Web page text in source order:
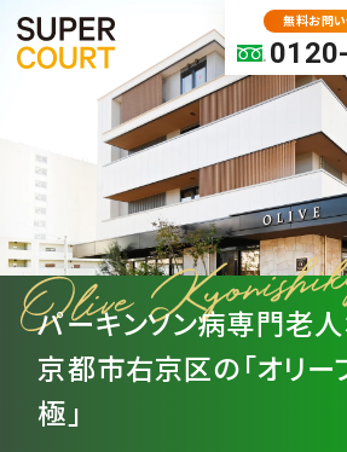
無料お問い
TOP
トップペー
ABOUT SUPER
スーパー・
スーパー・コー
スーパーコー
パーキンソン
パーキンソン病専門老
京都市右京区の「オリー
極」